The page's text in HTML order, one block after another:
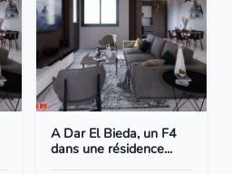
A Dar El Bieda, un F4
dans une résidence...